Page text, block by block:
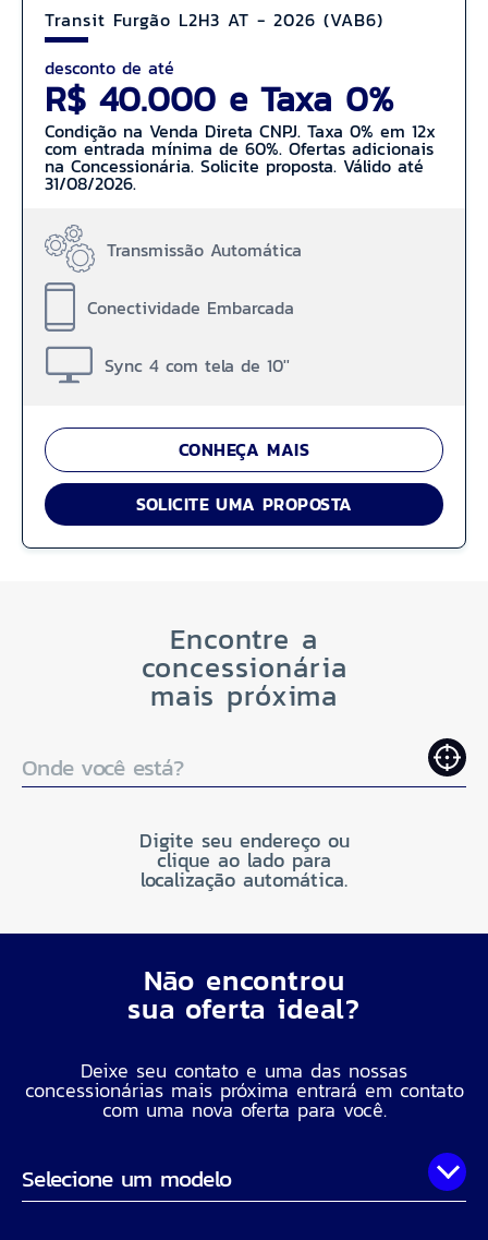
Transit Furgão L2H3 AT - 2026 (VAB6)
desconto de até
R$ 40.000 e Taxa 0%
Condição na Venda Direta CNPJ. Taxa 0% em 12x
com entrada mínima de 60%. Ofertas adicionais
na Concessionária. Solicite proposta. Válido até
31/08/2026.
Transmissão Automática
Conectividade Embarcada
Sync 4 com tela de 10''
CONHEÇA MAIS
SOLICITE UMA PROPOSTA
Encontre a
concessionária
mais próxima
Onde você está?
Digite seu endereço ou
clique ao lado para
localização automática.
Não encontrou
sua oferta ideal?
Deixe seu contato e uma das nossas
concessionárias mais próxima entrará em contato
com uma nova oferta para você.